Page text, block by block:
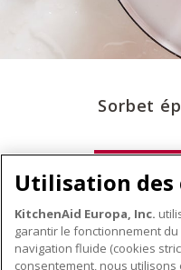
Sorbet
Utilisation des
KitchenAid Europa, Inc.
garantir le fonctionnement
navigation fluide (cookies
consentement, nous